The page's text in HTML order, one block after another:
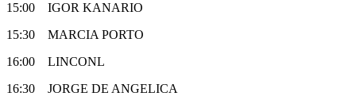
15:00 IGOR KANARIO
15:30 MARCIA PORTO
16:00 LINCONL
16:30 JORGE DE ANGELICA